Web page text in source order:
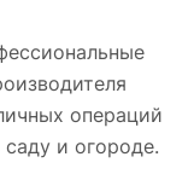
операций
и огороде.